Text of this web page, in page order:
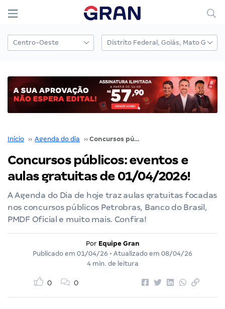
Início ›› Agenda do dia ›› Concursos públicos: eventos e aulas gratuitas de 01/04/2026!
Concursos públicos: eventos e
aulas gratuitas de 01/04/2026!
A Agenda do Dia de hoje traz aulas gratuitas focadas
nos concursos públicos Petrobras, Banco do Brasil,
PMDF Oficial e muito mais. Confira!
Por Equipe Gran
Publicado em 01/04/26 • Atualizado em 08/04/26
4 min. de leitura
0 0